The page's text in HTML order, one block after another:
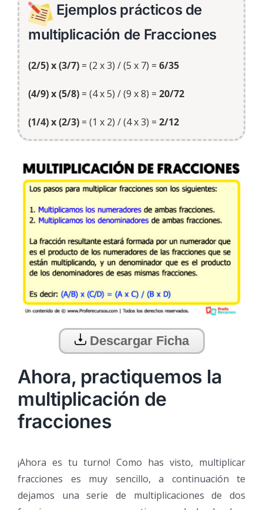
Ejemplos prácticos de
multiplicación de Fracciones
(2/5) x (3/7) = (2 x 3) / (5 x 7) = 6/35
(4/9) x (5/8) = (4 x 5) / (9 x 8) = 20/72
(1/4) x (2/3) = (1 x 2) / (4 x 3) = 2/12
Descargar Ficha
Ahora, practiquemos la
multiplicación de
fracciones
¡Ahora es tu turno! Como has visto, multiplicar
fracciones es muy sencillo, a continuación te
dejamos una serie de multiplicaciones de dos